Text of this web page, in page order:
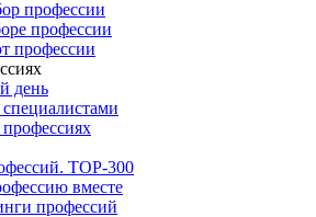
профессии
профессии
профессии
день
TOP-300
вместе
профессий